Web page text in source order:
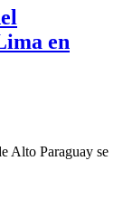
en
Alto Paraguay se